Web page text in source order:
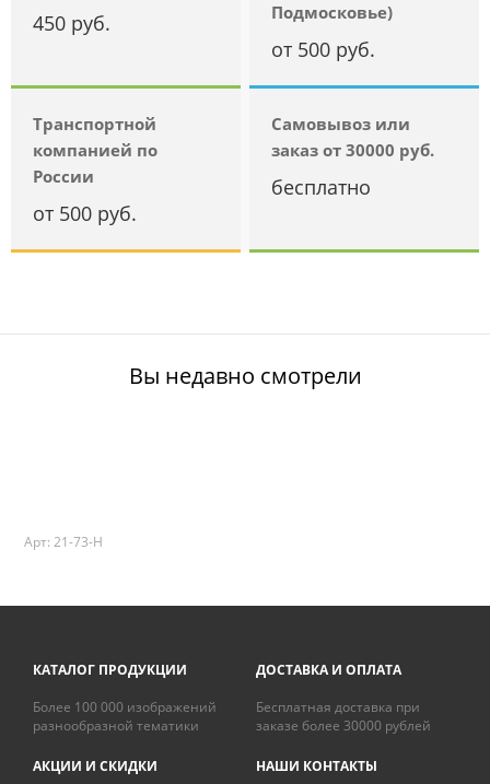
450 руб.
Подмосковье)
от 500 руб.
Транспортной
компанией по
России
от 500 руб.
Самовывоз или
заказ от 30000 руб.
бесплатно
Вы недавно смотрели
Арт: 21-73-H
КАТАЛОГ ПРОДУКЦИИ
Более 100 000 изображений
разнообразной тематики
ДОСТАВКА И ОПЛАТА
Бесплатная доставка при
заказе более 30000 рублей
АКЦИИ И СКИДКИ НАШИ КОНТАКТЫ